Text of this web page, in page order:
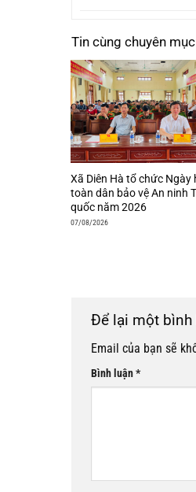
Tin cùng chuyên
Xã Diên Hà tổ chức Ngày
toàn dân bảo vệ An ninh
quốc năm 2026
07/08/2026
Để lại một bình
Email của bạn sẽ
Bình luận*